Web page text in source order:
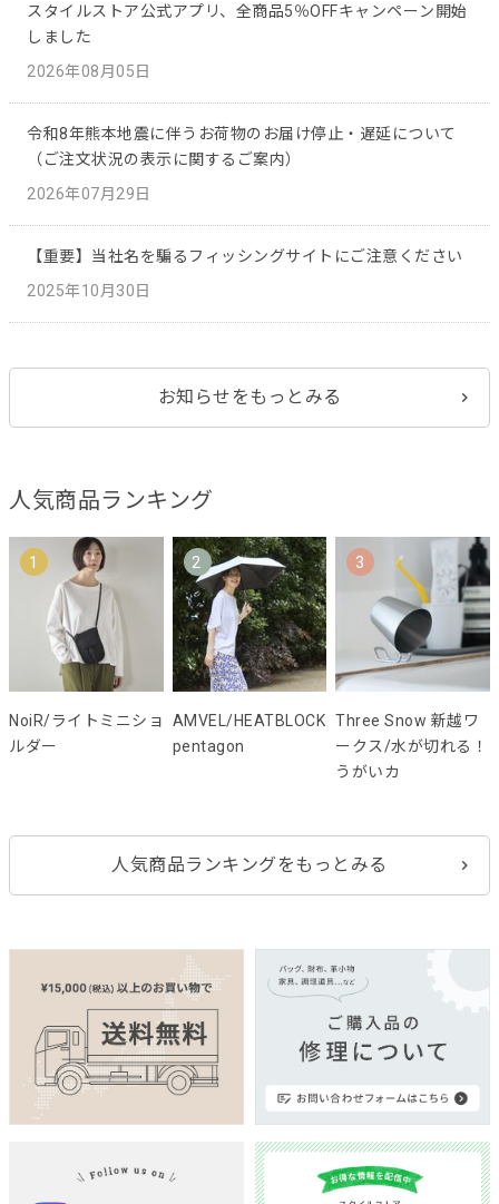
スタイルストア公式アプリ、全商品5％OFFキャンペーン開始
しました
2026年08月05日
令和8年熊本地震に伴うお荷物のお届け停止・遅延について
（ご注文状況の表示に関するご案内）
2026年07月29日
【重要】当社名を騙るフィッシングサイトにご注意ください
2025年10月30日
お知らせをもっとみる
人気商品ランキング
1
NoiR/ライトミニショ
ルダー
2
AMVEL/HEATBLOCK
pentagon
3
Three Snow 新越ワ
ークス/水が切れる！
うがいカ
人気商品ランキングをもっとみる